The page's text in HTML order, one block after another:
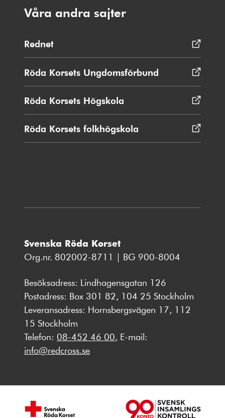
Våra andra sajter
Rednet
i
nytt
fönster
Röda Korsets Ungdomsförbund Öppnas
i
Röda Korsets Högskola
i
nytt
fönster
Röda Korsets folkhögskola
i
Svenska Röda Korset
Org.nr. 802002-8711 | BG 900-8004
Besöksadress: Lindhagensgatan 126
Postadress: Box 301 82, 104 25 Stockholm
Leveransadress: Hornsbergsvägen 17, 112
15 Stockholm
Telefon: 08-452 46 00, E-mail:
info@redcross.se